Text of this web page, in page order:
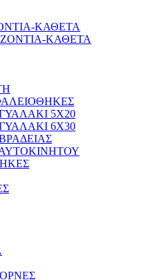
ΚΑΘΕΤΑ
ΚΑΘΕΤΑ
5Χ20
6Χ30